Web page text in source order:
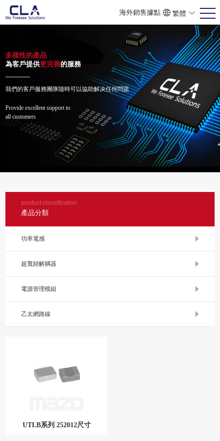
海外銷售據點 繁體
简体
ENG
POR
多樣性的產品
為客戶提供更完善的服務
我們的客戶服務團隊隨時可以協助解决任何問題
Provide excellent support to
all customers
product classification
產品分類
功率電感
超寬頻解耦器
電源管理模組
乙太網路線
UTLB系列 252012尺寸